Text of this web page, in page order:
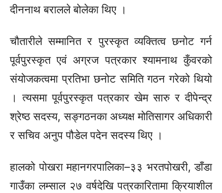
दीननाथ बरालले बोलेका थिए ।
चौतारीले सम्मानित र पुरस्कृत व्यक्तित्व छनोट गर्न
पूर्वपुरस्कृतएवं अग्रज पत्रकार श्यामनाथ कुँवरको
संयोजकत्वमा प्रतिभा छनोट समिति गठन गरेको थियो
। त्यसमापूर्वपुरस्कृतपत्रकार खेमसारु र दीपेन्द्र
श्रेष्ठ सदस्य, सङ्गठनका अध्यक्ष मोतिसागर अधिकारी
र सचिव अनुप पौडेल पदेन सदस्य थिए ।
हालको पोखरामहानगरपालिका–३३ भरतपोखरी, डाँडा
गाउँका लम्साल २७ वर्षदेखि पत्रकारितामा क्रियाशील